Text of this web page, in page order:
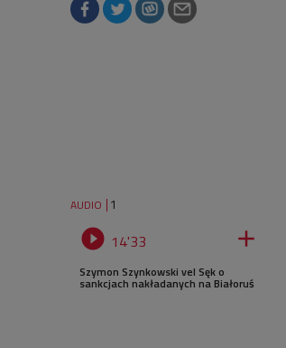
AUDIO 1
 14'33 
Szymon Szynkowski vel Sęk o
sankcjach nakładanych na Białoruś